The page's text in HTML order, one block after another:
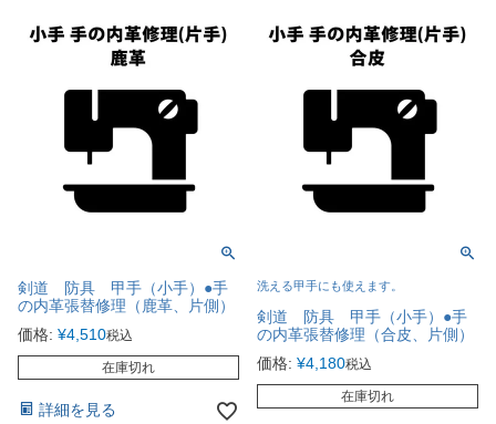
剣道 防具 甲手（小手）●手
の内革張替修理（鹿革、片側）
価格: ¥4,510税込
在庫切れ
詳細を見る
洗える甲手にも使えます。
剣道 防具 甲手（小手）●手
の内革張替修理（合皮、片側）
価格: ¥4,180税込
在庫切れ